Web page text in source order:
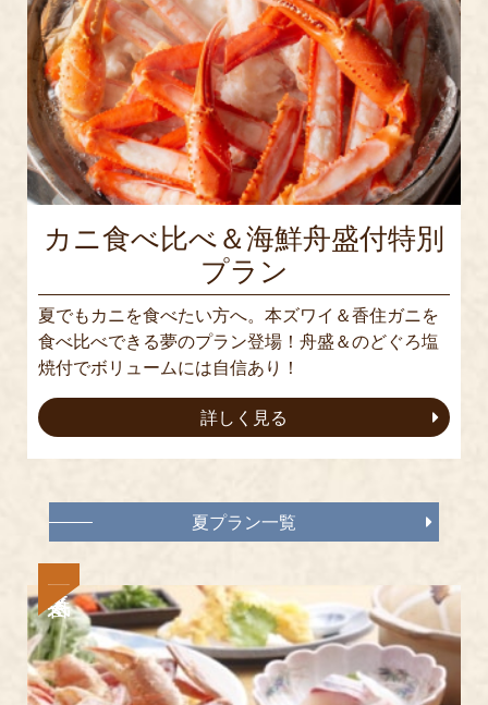
カニ食べ比べ＆海鮮舟盛付特別
プラン
夏でもカニを食べたい方へ。本ズワイ＆香住ガニを
食べ比べできる夢のプラン登場！舟盛＆のどぐろ塩
焼付でボリュームには自信あり！
詳しく見る
夏プラン一覧